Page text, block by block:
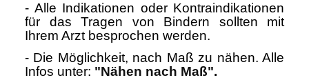
- Alle Indikationen oder Kontraindikationen
für das Tragen von Bindern sollten mit
Ihrem Arzt besprochen werden.
- Die Möglichkeit, nach Maß zu nähen. Alle
Infos unter: "Nähen nach Maß".